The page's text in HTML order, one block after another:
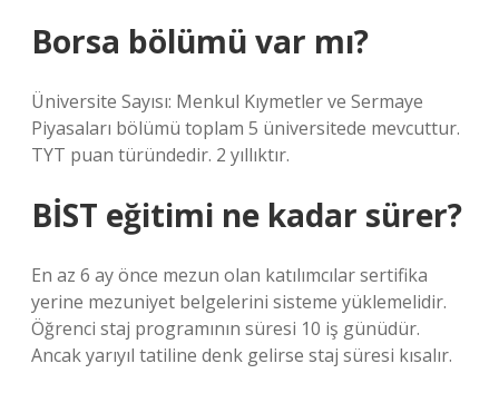
Borsa bölümü var mı?
Üniversite Sayısı: Menkul Kıymetler ve Sermaye
Piyasaları bölümü toplam 5 üniversitede mevcuttur.
TYT puan türündedir. 2 yıllıktır.
BİST eğitimi ne kadar sürer?
En az 6 ay önce mezun olan katılımcılar sertifika
yerine mezuniyet belgelerini sisteme yüklemelidir.
Öğrenci staj programının süresi 10 iş günüdür.
Ancak yarıyıl tatiline denk gelirse staj süresi kısalır.